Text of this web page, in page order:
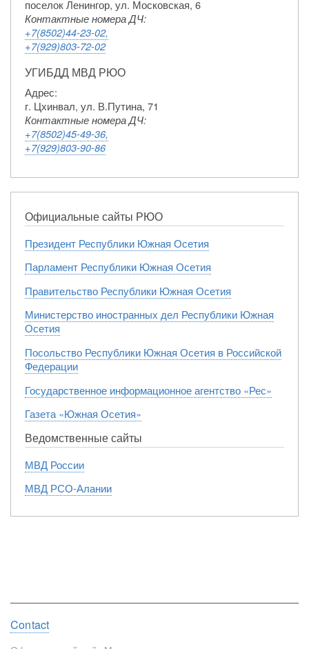
поселок Ленингор, ул. Московская, 6
Контактные номера ДЧ:
+7(8502)44-23-02,
+7(929)803-72-02
УГИБДД МВД РЮО
Адрес:
г. Цхинвал, ул. В.Путина, 71
Контактные номера ДЧ:
+7(8502)45-49-36,
+7(929)803-90-86
Официальные сайты РЮО
Президент Республики Южная Осетия
Парламент Республики Южная Осетия
Правительство Республики Южная Осетия
Министерство иностранных дел Республики Южная
Осетия
Посольство Республики Южная Осетия в Российской
Федерации
Государственное информационное агентство «Рес»
Газета «Южная Осетия»
Ведомственные сайты
МВД России
МВД РСО-Алании
Footer
menu
Contact